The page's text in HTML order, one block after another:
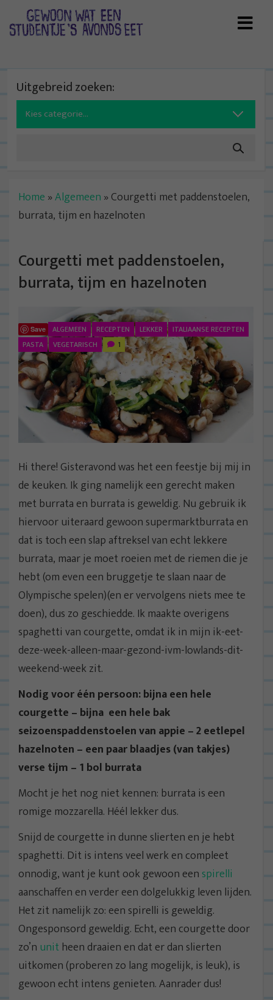
Uitgebreid zoeken:
Search
for:
Home »Algemeen » Courgetti met paddenstoelen,
burrata, tijm en hazelnoten
Courgetti met paddenstoelen,
burrata, tijm en hazelnoten
Save ALGEMEEN RECEPTEN LEKKER
ITALIAANSE RECEPTEN
PASTA
VEGETARISCH 1
Hi there! Gisteravond was het een feestje bij mij in
de keuken. Ik ging namelijk een gerecht maken
met burrata en burrata is geweldig. Nu gebruik ik
hiervoor uiteraard gewoon supermarktburrata en
dat is toch een slap aftreksel van echt lekkere
burrata, maar je moet roeien met de riemen die je
hebt (om even een bruggetje te slaan naar de
Olympische spelen)(en er vervolgens niets mee te
doen), dus zo geschiedde. Ik maakte overigens
spaghetti van courgette, omdat ik in mijn ik-eet-
deze-week-alleen-maar-gezond-ivm-lowlands-dit-
weekend-week zit.
Nodig voor één persoon: bijna een hele
courgette – bijna een hele bak
seizoenspaddenstoelen van appie – 2 eetlepel
hazelnoten – een paar blaadjes (van takjes)
verse tijm – 1 bol burrata
Mocht je het nog niet kennen: burrata is een
romige mozzarella. Héél lekker dus.
Snijd de courgette in dunne slierten en je hebt
spaghetti. Dit is intens veel werk en compleet
onnodig, want je kunt ook gewoon een spirelli
aanschaffen en verder een dolgelukkig leven lijden.
Het zit namelijk zo: een spirelli is geweldig.
Ongesponsord geweldig. Echt, een courgette door
zo’n unit heen draaien en dat er dan slierten
uitkomen (proberen zo lang mogelijk, is leuk), is
gewoon echt intens genieten. Aanrader dus!